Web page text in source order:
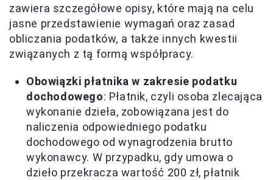
zawiera szczegółowe opisy, które mają na celu
jasne przedstawienie wymagań oraz zasad
obliczania podatków, a także innych kwestii
związanych z tą formą współpracy.
Obowiązki płatnika w zakresie podatku
dochodowego: Płatnik, czyli osoba zlecająca
wykonanie dzieła, zobowiązana jest do
naliczenia odpowiedniego podatku
dochodowego od wynagrodzenia brutto
wykonawcy. W przypadku, gdy umowa o
dzieło przekracza wartość 200 zł, płatnik